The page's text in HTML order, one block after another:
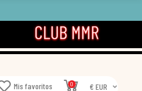
Mis favoritos 0 € EUR